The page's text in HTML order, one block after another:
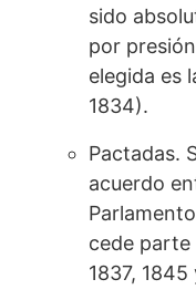
sido
por
elegida es
1834).
Pactadas.
acuerdo
cede parte
1837, 1845